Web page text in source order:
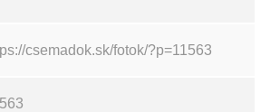
csemadok.sk/fotok/?p=11563